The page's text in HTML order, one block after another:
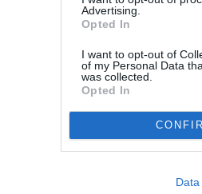
Advertising.
Opted In
I want to opt-out of
of my Personal Data
was collected.
Opted In